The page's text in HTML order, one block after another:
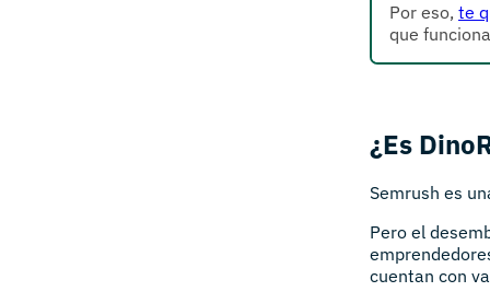
Por eso, te
que
¿Es
Semrush es
Pero el
cuentan con